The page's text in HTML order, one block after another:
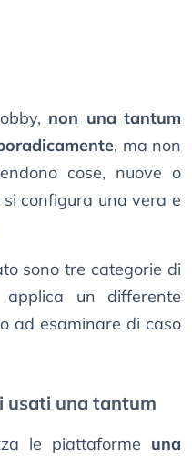
non una tantum
, ma non
cose, nuove o
configura una vera e
sono tre categorie di
un differente
ad esaminare di caso
usati una tantum
le piattaforme una